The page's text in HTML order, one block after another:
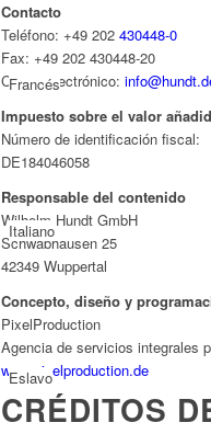
Francés
Italiano
Eslavo
Contacto
Teléfono: +49 202 430448-0
Fax: +49 202 430448-20
Correo electrónico:
Impuesto sobre el valor
Número de identificación fiscal:
DE184046058
Responsable del contenido
Wilhelm Hundt GmbH
Schwabhausen 25
42349 Wuppertal
Concepto, diseño y
PixelProduction
Agencia de servicios integrales
www.pixelproduction.de
CRÉDITOS